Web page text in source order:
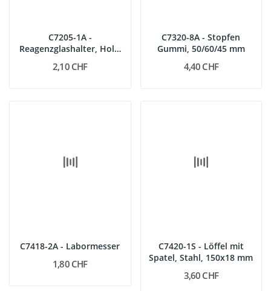
C7205-1A -
Reagenzglashalter, Holz,
2,10 CHF
C7320-8A - Stopfen
Gummi, 50/60/45 mm
4,40 CHF
C7418-2A - Labormesser
1,80 CHF
C7420-1S - Löffel mit
Spatel, Stahl, 150x18 mm
3,60 CHF